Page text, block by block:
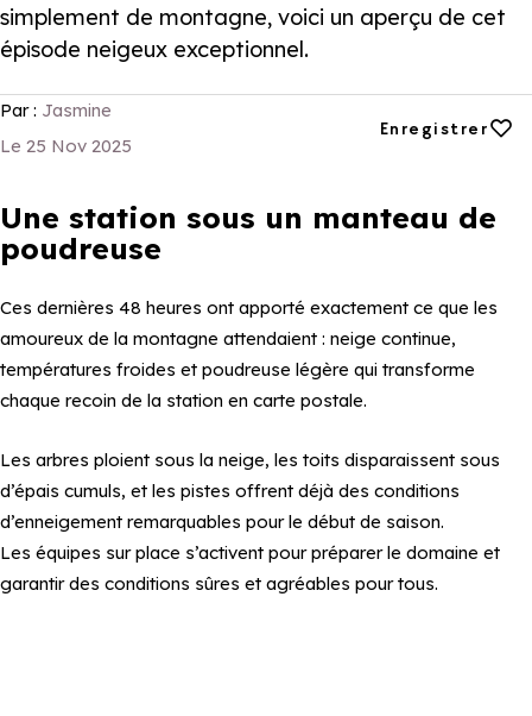
simplement de montagne, voici un aperçu de cet
épisode neigeux exceptionnel.
Par : Jasmine
Le 25 Nov 2025
Enregistrer
Ajouter aux
Une station sous un manteau de
poudreuse
Ces dernières 48 heures ont apporté exactement ce que les
amoureux de la montagne attendaient : neige continue,
températures froides et poudreuse légère qui transforme
chaque recoin de la station en carte postale.
Les arbres ploient sous la neige, les toits disparaissent sous
d’épais cumuls, et les pistes offrent déjà des conditions
d’enneigement remarquables pour le début de saison.
Les équipes sur place s’activent pour préparer le domaine et
garantir des conditions sûres et agréables pour tous.